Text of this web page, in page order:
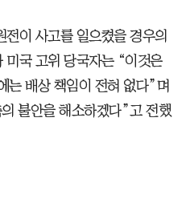
이 사고를 일으켰을 경우의
미국 고위 당국자는 “이것은
는 배상 책임이 전혀 없다”며
불안을 해소하겠다”고 전했